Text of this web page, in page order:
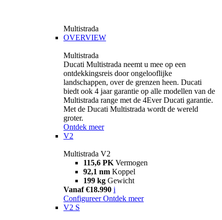
Multistrada
OVERVIEW
Multistrada
Ducati Multistrada neemt u mee op een
ontdekkingsreis door ongelooflijke
landschappen, over de grenzen heen. Ducati
biedt ook 4 jaar garantie op alle modellen van de
Multistrada range met de 4Ever Ducati garantie.
Met de Ducati Multistrada wordt de wereld
groter.
Ontdek meer
V2
Multistrada V2
115,6 PK Vermogen
92,1 nm Koppel
199 kg Gewicht
Vanaf €18.990 i
Configureer Ontdek meer
V2 S